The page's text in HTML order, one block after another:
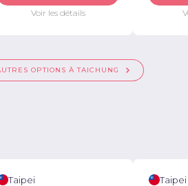
Voir les détails
OPTIONS À TAICHUNG
Taipei Taipei